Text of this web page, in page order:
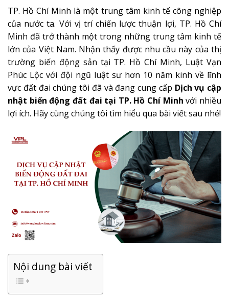
TP. Hồ Chí Minh là một trung tâm kinh tế công nghiệp
của nước ta. Với vị trí chiến lược thuận lợi, TP. Hồ Chí
Minh đã trở thành một trong những trung tâm kinh tế
lớn của Việt Nam. Nhận thấy được nhu cầu này của thị
trường biến động sản tại TP. Hồ Chí Minh, Luật Vạn
Phúc Lộc với đội ngũ luật sư hơn 10 năm kinh về lĩnh
vực đất đai chúng tôi đã và đang cung cấp Dịch vụ cập
nhật biến động đất đai tại TP. Hồ Chí Minh với nhiều
lợi ích. Hãy cùng chúng tôi tìm hiểu qua bài viết sau nhé!
Nội dung bài viết